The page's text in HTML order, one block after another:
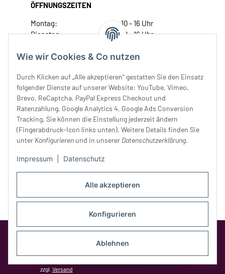
Alle akzeptieren
Konfigurieren
Ablehnen
Wie wir Cookies & Co nutzen
Durch Klicken auf „Alle akzeptieren“ gestatten Sie den Einsatz
folgender Dienste auf unserer Website: YouTube, Vimeo,
Brevo, ReCaptcha, PayPal Express Checkout und
Ratenzahlung, Google Analytics 4, Google Ads Conversion
Tracking. Sie können die Einstellung jederzeit ändern
(Fingerabdruck-Icon links unten). Weitere Details finden Sie
unter Konfigurieren und in unserer Datenschutzerklärung.
Impressum Datenschutz
ÖFFNUNGSZEITEN
Montag:
10 - 16 Uhr
Dienstag:
10 - 16 Uhr
Donnerstag:
10 - 18 Uhr
Samstag:
10 - 14 Uhr
Unser Service
Rechtliches
Google Analytics deaktivierenStatus:
zzgl. Versand